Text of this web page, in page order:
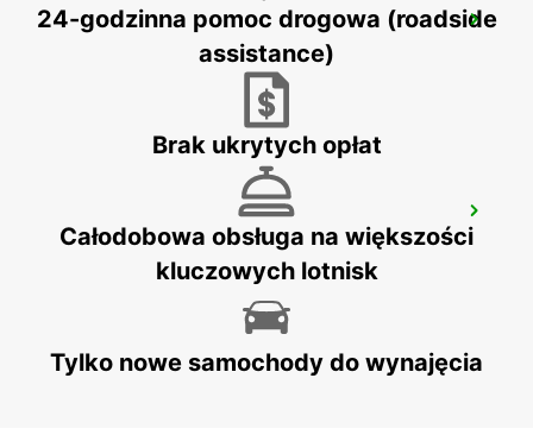
GENEVA CAROUGE HOTEL RAMADA
ENCORE
GRAND-LANCY - SWITZERLAND
VERBIER MAY TAXI AND LIMOUSINE
VERBIER - SWITZERLAND
24-godzinna pomoc drogowa (roadside
assistance)
Brak ukrytych opłat
Całodobowa obsługa na większości
kluczowych lotnisk
Tylko nowe samochody do wynajęcia